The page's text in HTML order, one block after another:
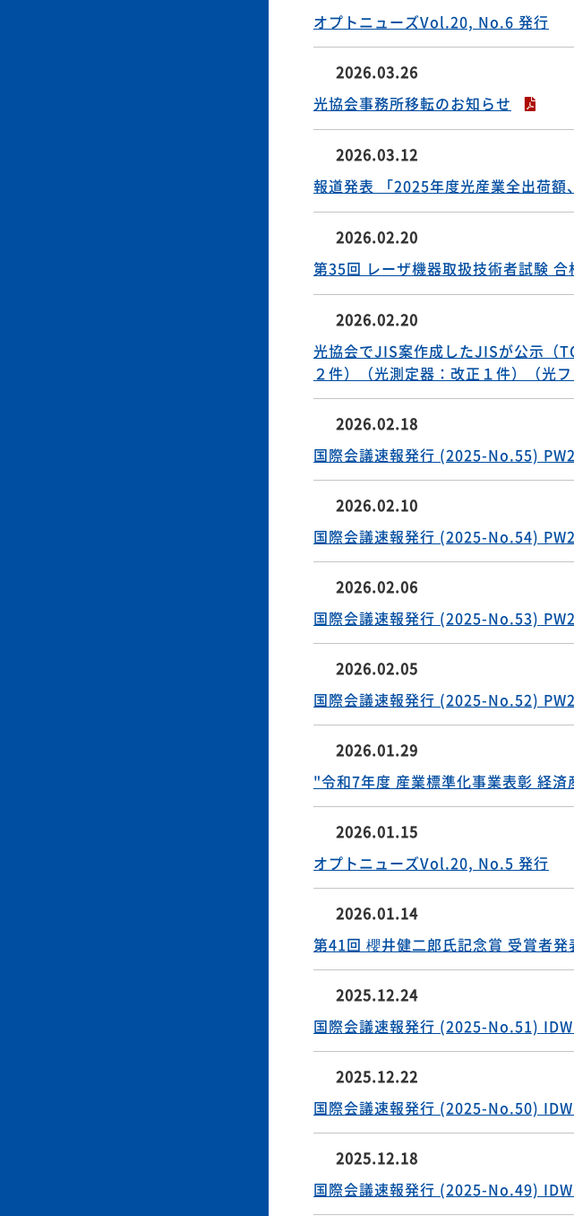
国際会議速報発行 (2026-No.01)
2026.03.26
オプトニューズVol.20, No.6 発行
2026.03.26
光協会事務所移転のお知らせ
2026.03.12
報道発表 「2025年度光産業全出荷額
2026.02.20
第35回 レーザ機器取扱技術者試験 合
光協会でJIS案作成したJISが公示（
２件）（光測定器：改正１件）（光
2026.02.18
国際会議速報発行 (2025-No.55)
2026.02.10
国際会議速報発行 (2025-No.54)
2026.02.06
国際会議速報発行 (2025-No.53)
2026.02.05
国際会議速報発行 (2025-No.52)
2026.01.29
"令和7年度 産業標準化事業表彰 経
2026.01.15
オプトニューズVol.20, No.5 発行
2026.01.14
第41回 櫻井健二郎氏記念賞 受賞者発
2025.12.24
国際会議速報発行 (2025-No.51)
2025.12.22
国際会議速報発行 (2025-No.50)